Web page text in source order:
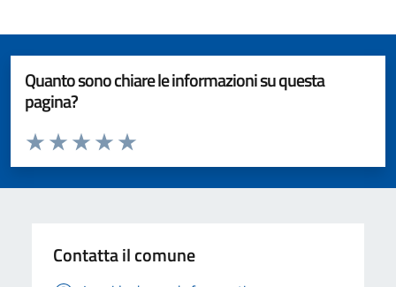
Quanto sono chiare le informazioni su questa
pagina?
Valuta da 1 a 5 stelle la pagina
Valuta 5 stelle su 5
Valuta 4 stelle su 5
Valuta 3 stelle su 5
Valuta 2 stelle su 5
Valuta 1 stelle su 5
Contatta il comune